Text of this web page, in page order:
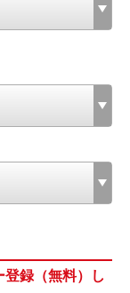
登録（無料）し